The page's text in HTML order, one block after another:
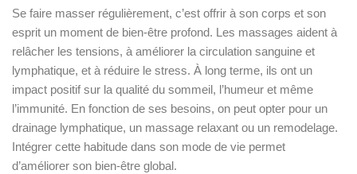
Se faire masser régulièrement, c’est offrir à son corps et son
esprit un moment de bien-être profond. Les massages aident à
relâcher les tensions, à améliorer la circulation sanguine et
lymphatique, et à réduire le stress. À long terme, ils ont un
impact positif sur la qualité du sommeil, l’humeur et même
l’immunité. En fonction de ses besoins, on peut opter pour un
drainage lymphatique, un massage relaxant ou un remodelage.
Intégrer cette habitude dans son mode de vie permet
d’améliorer son bien-être global.